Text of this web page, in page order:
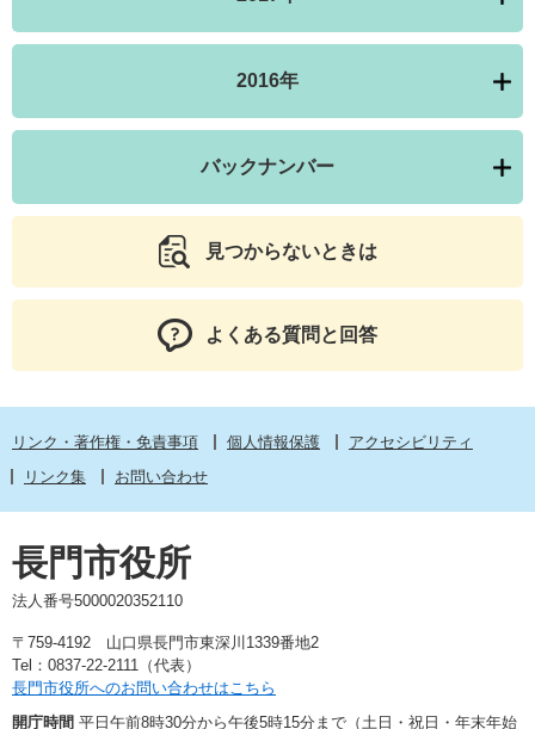
2016年
バックナンバー
見つからないときは
よくある質問と回答
リンク・著作権・免責事項 個人情報保護
アクセシビリティ
リンク集
お問い合わせ
長門市役所
法人番号5000020352110
〒759-4192 山口県長門市東深川1339番地2
Tel：0837-22-2111（代表）
長門市役所へのお問い合わせはこちら
開庁時間 平日午前8時30分から午後5時15分まで（土日・祝日・年末年始